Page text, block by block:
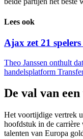
Lees ook
Ajax zet 21
Theo Janssen onthult
handelsplatform
De val van
Het voortijdige vertrek
hoofdstuk in de carrière
talenten van Europa